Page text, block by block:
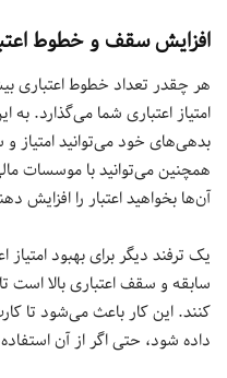
افزایش سقف و خطوط
هر چقدر تعداد خطوط اعتباری
امتیاز اعتباری شما می‌گذارد. به
بدهی‌های خود می‌توانید امتیاز
همچنین می‌توانید با موسسات
آن‌ها بخواهید اعتبار را افزایش
یک ترفند دیگر برای بهبود
سابقه و سقف اعتباری بالا است
کنند. این کار باعث می‌شود تا
داده شود، حتی اگر از آن